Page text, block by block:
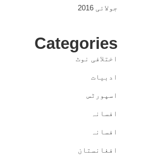
جولائی 2016
Categories
اختلافی نوٹ
ادبیات
اسپورٹس
افسانہ
افسانہ
افغانستان